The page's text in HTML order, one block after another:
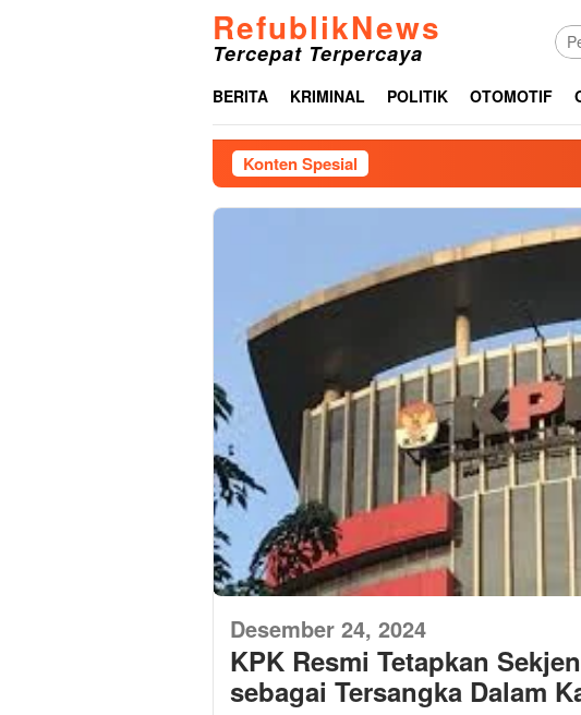
RefublikNews
Tercepat Terpercaya
BERITA KRIMINAL POLITIK OTOMOTIF
Konten Spesial
Desember 24, 2024
KPK Resmi Tetapkan
sebagai Tersangka Dalam